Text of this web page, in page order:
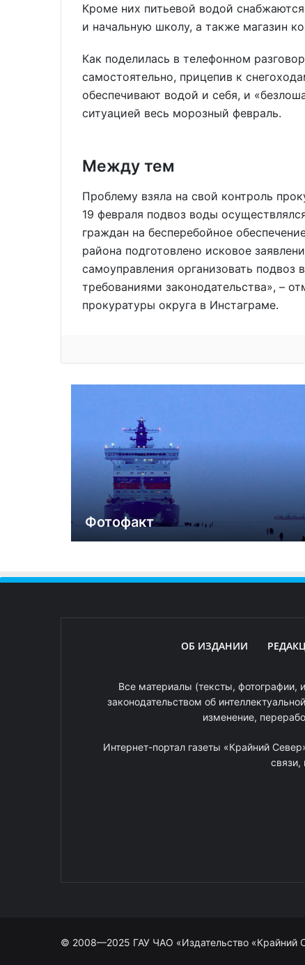
Кроме них питьевой водой
и начальную школу, а также магазин
Как поделилась в телефонном
самостоятельно, прицепив к
обеспечивают водой и себя, и
ситуацией весь морозный февраль.
Между тем
Проблему взяла на свой контроль
19 февраля подвоз воды
граждан на бесперебойное
района подготовлено исковое
самоуправления организовать подвоз
требованиями законодательства», –
прокуратуры округа в Инстаграме.
Фотофакт
ОБ ИЗДАНИИ
Все материалы (тексты, фотографии,
законодательством об
изменение,
Интернет-портал газеты «Крайний
связи,
© 2008—2025 ГАУ ЧАО «Издательство «Крайний